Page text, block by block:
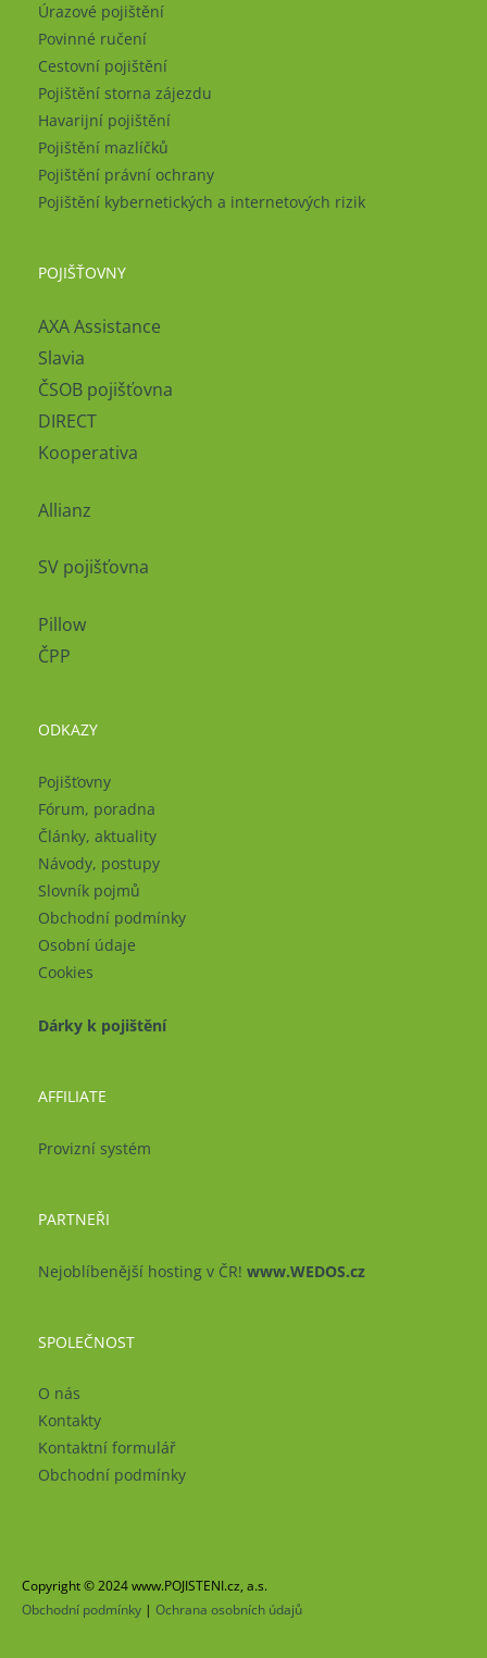
Úrazové pojištění
Povinné ručení
Cestovní pojištění
Pojištění storna zájezdu
Havarijní pojištění
Pojištění mazlíčků
Pojištění právní ochrany
Pojištění kybernetických a internetových rizik
POJIŠŤOVNY
AXA Assistance
Slavia
ČSOB pojišťovna
DIRECT
Kooperativa
Allianz
SV pojišťovna
Pillow
ČPP
ODKAZY
Pojišťovny
Fórum, poradna
Články, aktuality
Návody, postupy
Slovník pojmů
Obchodní podmínky
Osobní údaje
Cookies
Dárky k pojištění
AFFILIATE
Provizní systém
PARTNEŘI
Nejoblíbenější hosting v ČR! www.WEDOS.cz
SPOLEČNOST
O nás
Kontakty
Kontaktní formulář
Obchodní podmínky
Copyright © 2024 www.POJISTENI.cz, a.s.
Obchodní podmínky | Ochrana osobních údajů